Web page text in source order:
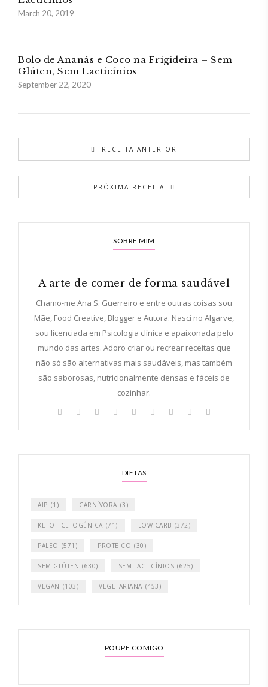
March 20, 2019
Bolo de Ananás e Coco na Frigideira – Sem
Glúten, Sem Lacticínios
September 22, 2020
RECEITA ANTERIOR
PRÓXIMA RECEITA
SOBRE MIM
A arte de comer de forma saudável
Chamo-me Ana S. Guerreiro e entre outras coisas sou
Mãe, Food Creative, Blogger e Autora. Nasci no Algarve,
sou licenciada em Psicologia clínica e apaixonada pelo
mundo das artes. Adoro criar ou recrear receitas que
não só são alternativas mais saudáveis, mas também
são saborosas, nutricionalmente densas e fáceis de
cozinhar.
DIETAS
AIP (1) CARNÍVORA (3)
KETO - CETOGÉNICA (71) LOW CARB (372)
PALEO (571) PROTEICO (30)
SEM GLÚTEN (630) SEM LACTICÍNIOS (625)
VEGAN (103) VEGETARIANA (453)
POUPE COMIGO